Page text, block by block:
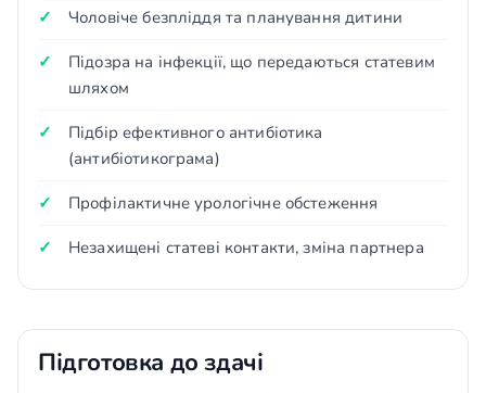
Чоловіче безпліддя та планування дитини
Підозра на інфекції, що передаються статевим
шляхом
Підбір ефективного антибіотика
(антибіотикограма)
Профілактичне урологічне обстеження
Незахищені статеві контакти, зміна партнера
Підготовка до здачі